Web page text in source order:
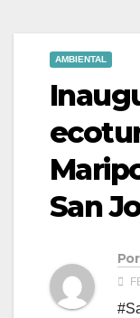
AMBIENTAL
San
Por